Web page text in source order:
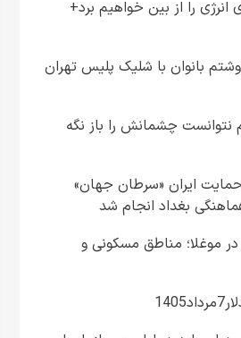
انرژی را از بین خواهیم برد+
بانوان با شلیک پلیس تهران
نتوانست چشمانش را باز نگه
ایران «سرطان جهان»
بغداد انجام شد
موغلا؛ مناطق مسکونی و